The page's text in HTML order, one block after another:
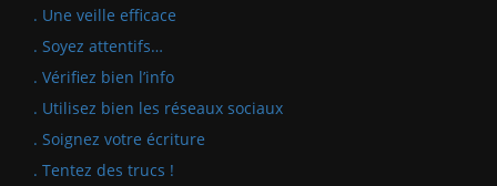
. Une veille efficace
. Soyez attentifs…
. Vérifiez bien l’info
. Utilisez bien les réseaux sociaux
. Soignez votre écriture
. Tentez des trucs !